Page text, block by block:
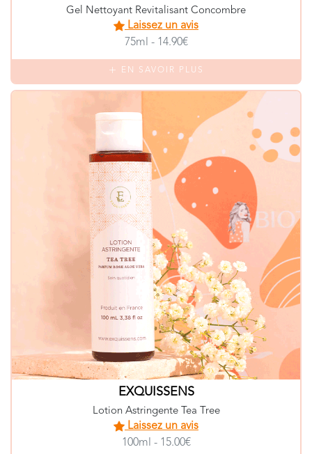
Gel Nettoyant Revitalisant Concombre
Laissez un avis
75ml - 14.90€
EN SAVOIR PLUS
EXQUISSENS
Lotion Astringente Tea Tree
Laissez un avis
100ml - 15.00€